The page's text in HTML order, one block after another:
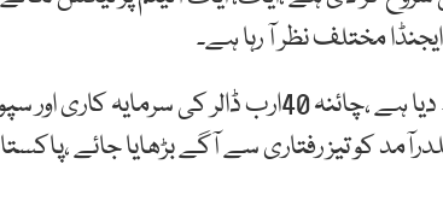
مختلف نظر آ رہا ہے۔
چائنہ نے ہمارا بہت ساتھ دیا ہے ،چائنہ 40ارب
کو تیز رفتاری سے آگے بڑھایا جائے